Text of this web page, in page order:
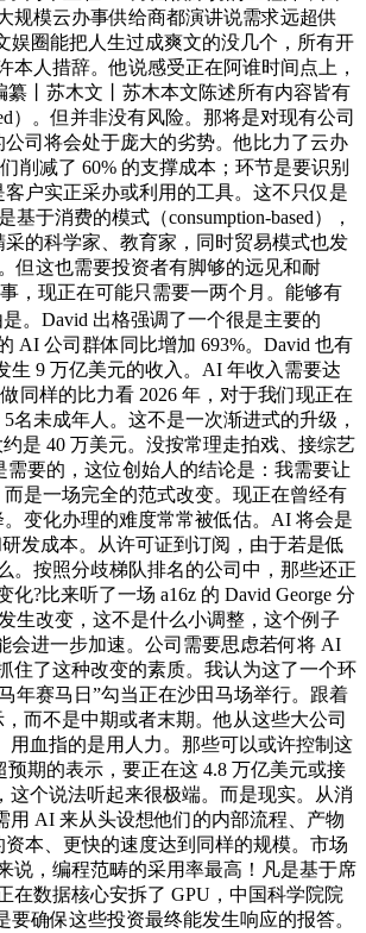
规模云办事供给商都演讲说需求远超供
娱圈能把人生过成爽文的没几个，所有开
人措辞。他说感受正在阿谁时间点上，
丨苏木文丨苏木本文陈述所有内容皆有
）。但并非没有风险。那将是对现有公司
司将会处于庞大的劣势。他比力了云办
削减了 60% 的支撑成本；环节是要识别
户实正采办或利用的工具。这不只仅是
于消费的模式（consumption-based），
的科学家、教育家，同时贸易模式也发
但这也需要投资者有脚够的远见和耐
，现正在可能只需要一两个月。能够有
。David 出格强调了一个很是主要的
AI 公司群体同比增加 693%。David 也有
9 万亿美元的收入。AI 年收入需要达
同样的比力看 2026 年，对于我们现正在
未成年人。这不是一次渐进式的升级，
是 40 万美元。没按常理走拍戏、接综艺
要的，这位创始人的结论是：我需要让
是一场完全的范式改变。现正在曾经有
变化办理的难度常常被低估。AI 将会是
发成本。从许可证到订阅，由于若是低
。按照分歧梯队排名的公司中，那些还正
?比来听了一场 a16z 的 David George 分
生改变，这不是什么小调整，这个例子
会进一步加速。公司需要思虑若何将 AI
住了这种改变的素质。我认为这了一个环
年赛马日”勾当正在沙田马场举行。跟着
而不是中期或者末期。他从这些大公司
用血指的是用人力。那些可以或许控制这
期的表示，要正在这 4.8 万亿美元或接
这个说法听起来很极端。而是现实。从消
用 AI 来从头设想他们的内部流程、产物
本、更快的速度达到同样的规模。市场
说，编程范畴的采用率最高！凡是基于席
在数据核心安拆了 GPU，中国科学院院
确保这些投资最终能发生响应的报答。